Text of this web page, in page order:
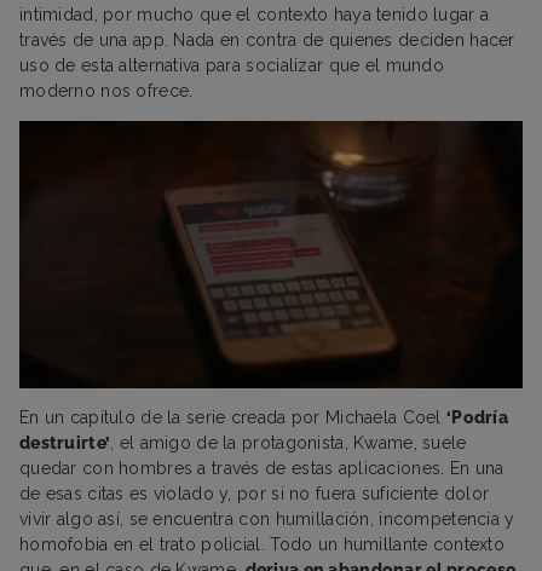
intimidad, por mucho que el contexto haya tenido lugar a
través de una app. Nada en contra de quienes deciden hacer
uso de esta alternativa para socializar que el mundo
moderno nos ofrece.
En un capítulo de la serie creada por Michaela Coel ‘Podría
destruirte’ , el amigo de la protagonista, Kwame, suele
quedar con hombres a través de estas aplicaciones. En una
de esas citas es violado y, por si no fuera suficiente dolor
vivir algo así, se encuentra con humillación, incompetencia y
homofobia en el trato policial. Todo un humillante contexto